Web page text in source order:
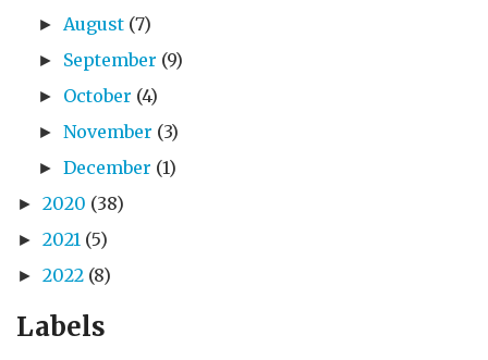
► August (7)
► September (9)
► October (4)
►November (3)
►December (1)
► 2020 (38)
► 2021 (5)
► 2022 (8)
Labels